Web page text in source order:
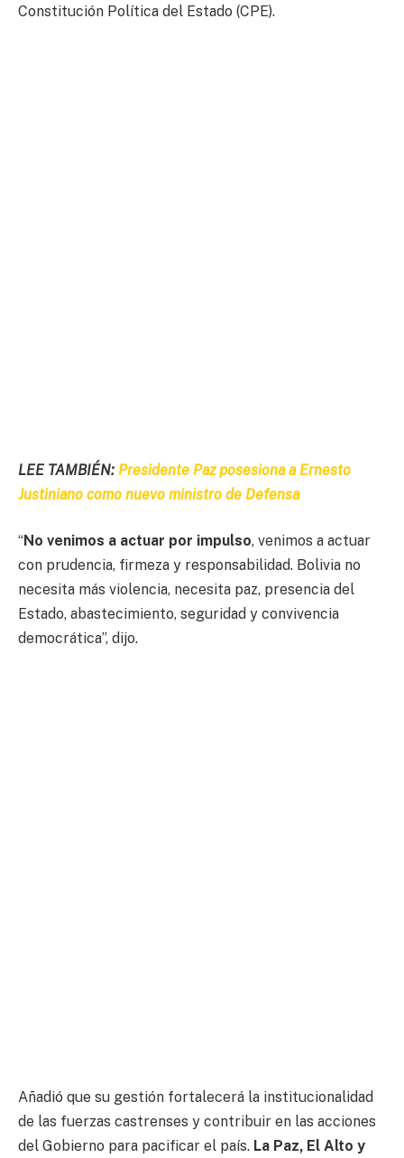
Constitución Política del Estado (CPE).
LEE TAMBIÉN: Presidente Paz posesiona a Ernesto
Justiniano como nuevo ministro de Defensa
“No venimos a actuar por impulso, venimos a actuar
con prudencia, firmeza y responsabilidad. Bolivia no
necesita más violencia, necesita paz, presencia del
Estado, abastecimiento, seguridad y convivencia
democrática”, dijo.
Añadió que su gestión fortalecerá la institucionalidad
de las fuerzas castrenses y contribuir en las acciones
del Gobierno para pacificar el país. La Paz, El Alto y